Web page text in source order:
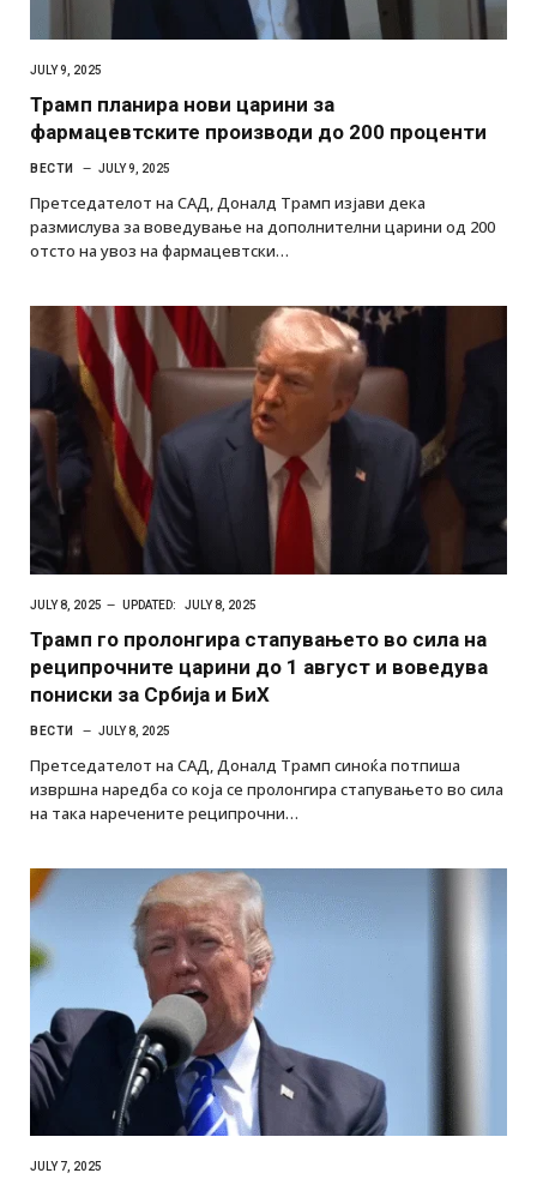
JULY 9, 2025
Трамп планира нови царини за
фармацевтските производи до 200 проценти
ВЕСТИ JULY 9, 2025
Претседателот на САД, Доналд Трамп изјави дека
размислува за воведување на дополнителни царини од 200
отсто на увоз на фармацевтски…
JULY 8, 2025 UPDATED: JULY 8, 2025
Трамп го пролонгира стапувањето во сила на
реципрочните царини до 1 август и воведува
пониски за Србија и БиХ
ВЕСТИ JULY 8, 2025
Претседателот на САД, Доналд Трамп синоќа потпиша
извршна наредба со која се пролонгира стапувањето во сила
на така наречените реципрочни…
JULY 7, 2025